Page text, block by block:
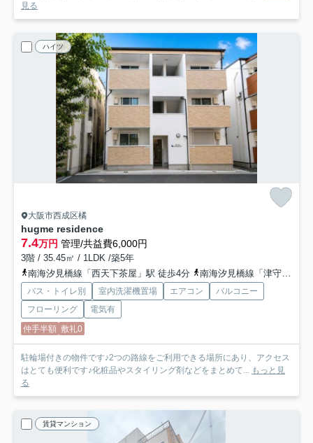
見る
ハイツ
大阪市西成区橘
hugme residence
7.4万円 管理/共益費6,000円
3階 / 35.45㎡ / 1LDK /築5年
南海汐見橋線「西天下茶屋」駅 徒歩4分
南海汐見橋線「津守」駅 徒歩13分
バス・トイレ別 室内洗濯機置場 エアコン
バルコニー
フローリング
電気有
仲手半額 敷礼0
駐輪場付きの物件です♪2つの路線をご利用できる場所にあり、アクセス
はとても便利です♪化粧品やスタイリング剤などをまとめて... もっと見
る
賃貸マンション